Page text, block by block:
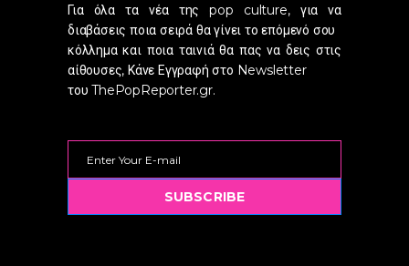
Για όλα τα νέα της pop culture, για να
διαβάσεις ποια σειρά θα γίνει το επόμενό σου
κόλλημα και ποια ταινιά θα πας να δεις στις
αίθουσες, Κάνε Εγγραφή στο Newsletter
του ThePopReporter.gr.
SUBSCRIBE